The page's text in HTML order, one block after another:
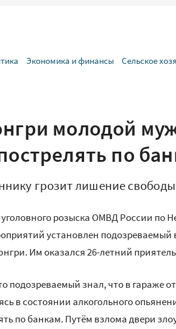
Экономика и финансы Сельское
молодой
по
грозит лишение свободы
розыска ОМВД России по
установлен подозреваемый
Им оказался 26-летний
подозреваемый знал, что в гараже
в состоянии алкогольного
по банкам. Путём взлома двери